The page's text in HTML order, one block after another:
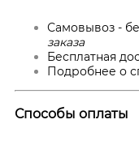
Самовывоз -
заказа
Бесплатная
Подробнее о
Способы оплаты